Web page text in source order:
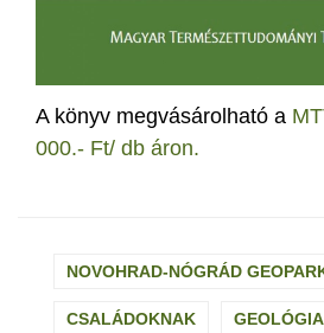
A könyv megvásárolható a
000.- Ft/ db áron.
NOVOHRAD-NÓGRÁD
CSALÁDOKNAK GEOLÓGIA